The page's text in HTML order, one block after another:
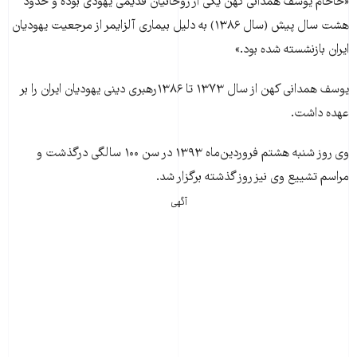
هشت سال پيش (سال ۱۳۸۶) به دلیل بيماری آلزايمر از مرجعيت یهودیان
ايران بازنشسته شده بود.»
يوسف همدانی کهن از سال ۱۳۷۳ تا ۱۳۸۶رهبری دینی يهوديان ايران را بر
عهده داشت.
وی روز شنبه هشتم فروردين‌ماه ۱۳۹۳ در سن ۱۰۰ سالگی درگذشت و
مراسم تشييع وی نيز روز گذشته برگزار شد.
آگهی